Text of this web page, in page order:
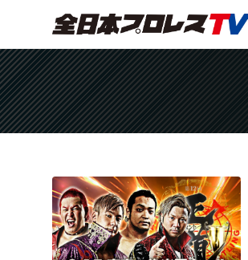
第12回 王道トーナメント【準決勝・優勝決定戦】9月15日 東京・後楽園ホール